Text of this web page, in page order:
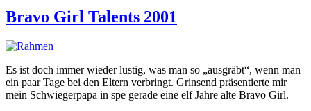
Bravo Girl Talents 2001
Es ist doch immer wieder lustig, was man so „ausgräbt“, wenn man
ein paar Tage bei den Eltern verbringt. Grinsend präsentierte mir
mein Schwiegerpapa in spe gerade eine elf Jahre alte Bravo Girl.